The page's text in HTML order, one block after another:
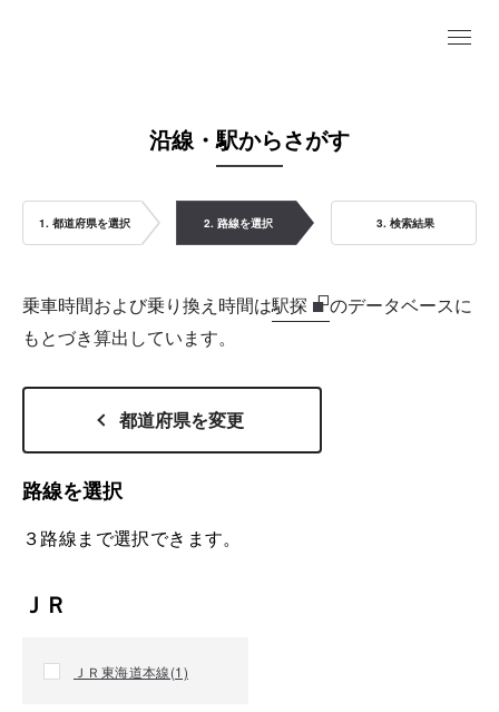
沿線・駅からさがす
1. 都道府県を選択 2. 路線を選択 3. 検索結果
乗車時間および乗り換え時間は駅探
のデータベースに
もとづき算出しています。
都道府県を変更
路線を選択
３路線まで選択できます。
ＪＲ
ＪＲ東海道本線(1)